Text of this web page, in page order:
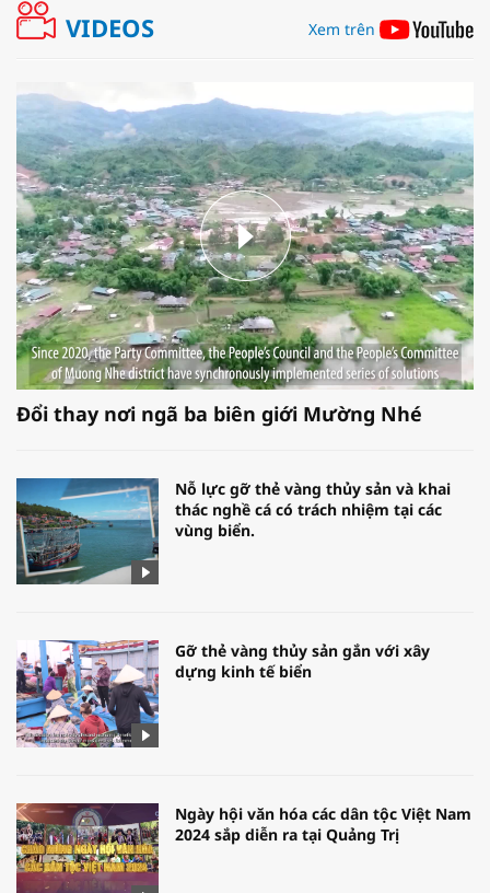
VIDEOS Xem trên
Đổi thay nơi ngã ba biên giới Mường Nhé
Nỗ lực gỡ thẻ vàng thủy sản và khai
thác nghề cá có trách nhiệm tại các
vùng biển.
Gỡ thẻ vàng thủy sản gắn với xây
dựng kinh tế biển
Ngày hội văn hóa các dân tộc Việt Nam
2024 sắp diễn ra tại Quảng Trị